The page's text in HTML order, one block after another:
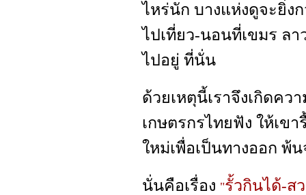
ไหร่นัก บางแห่งดูจะยิ่ง
ไปเที่ยว-นอนที่เขมร ล
ไปอยู่ ที่นั่น
ด้วยเหตุนี้เราจึงเกิดคว
เกษตรกรไทยฟัง ให้เข
ใหม่เพื่อเป็นทางออก พ้
นั่นคือเรื่อง "รั้วกินได้-ส